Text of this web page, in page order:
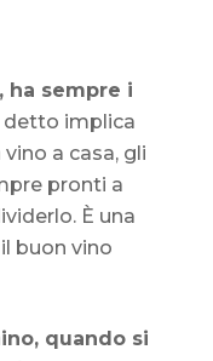
ha sempre i
detto implica
a casa, gli
pronti a
È una
buon vino
quando si